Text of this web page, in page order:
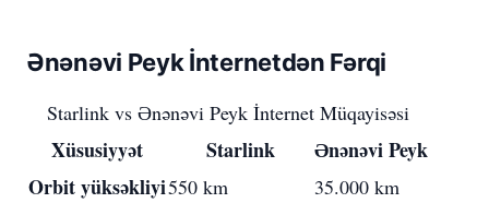
Ənənəvi Peyk İnternetdən Fərqi
Starlink vs Ənənəvi Peyk İnternet Müqayisəsi
Xüsusiyyət Starlink
Ənənəvi Peyk
Orbit yüksəkliyi550 km 35.000 km